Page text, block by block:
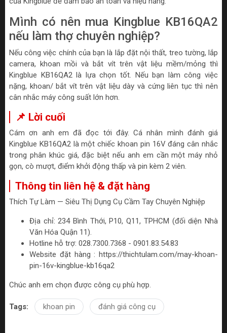
Mình có nên mua Kingblue KB16QA2
nếu làm thợ chuyên nghiệp?
Nếu công việc chính của bạn là lắp đặt nội thất, treo tường, lắp
camera, khoan mồi và bắt vít trên vật liệu mềm/mỏng thì
Kingblue KB16QA2 là lựa chọn tốt. Nếu bạn làm công việc
nặng, khoan/ bắt vít trên vật liệu dày và cứng liên tục thì nên
cân nhắc máy công suất lớn hơn.
📌 Lời cuối
Cám ơn anh em đã đọc tới đây. Cá nhân mình đánh giá
Kingblue KB16QA2 là một chiếc khoan pin 16V đáng cân nhắc
trong phân khúc giá, đặc biệt nếu anh em cần một máy nhỏ
gọn, cò mượt, điểm khởi động thấp và pin kèm 2 viên.
Thông tin liên hệ & đặt hàng
Thích Tự Làm — Siêu Thị Dụng Cụ Cầm Tay Chuyên Nghiệp
Địa chỉ: 234 Bình Thới, P10, Q11, TPHCM (đối diện Nhà
Văn Hóa Quận 11).
Hotline hỗ trợ: 028.7300.7368 - 0901.83.54.83
Website đặt hàng : https://thichtulam.com/may-khoan-
pin-16v-kingblue-kb16qa2
Chúc anh em chọn được công cụ phù hợp.
Tags: khoan pin đánh giá công cụ